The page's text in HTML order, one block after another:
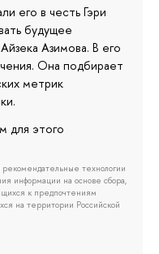
его в честь Гэри
будущее
Азимова. В его
Она подбирает
метрик
для этого
технологии
информации на основе сбора,
к предпочтениям
на территории Российской